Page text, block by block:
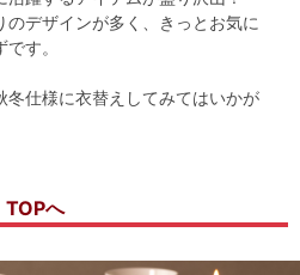
デザインが多く、きっとお気に
す。
冬仕様に衣替えしてみてはいかが
へ